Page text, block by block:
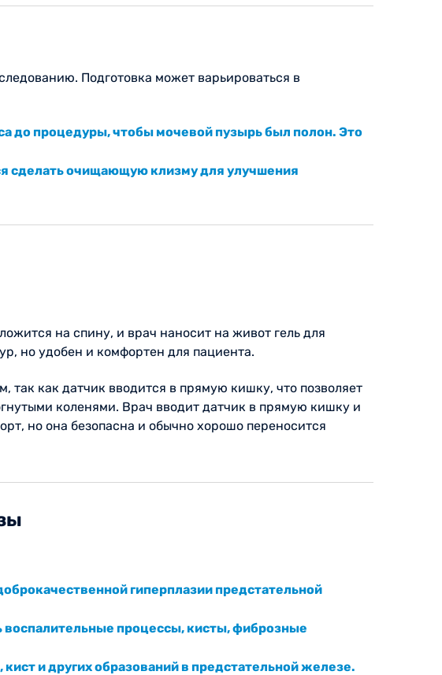
Подготовка может варьироваться в
до процедуры, чтобы мочевой пузырь был полон. Это
сделать очищающую клизму для улучшения
на спину, и врач наносит на живот гель для
но удобен и комфортен для пациента.
как датчик вводится в прямую кишку, что позволяет
коленями. Врач вводит датчик в прямую кишку и
но она безопасна и обычно хорошо переносится
гиперплазии предстательной
воспалительные процессы, кисты, фиброзные
и других образований в предстательной железе.